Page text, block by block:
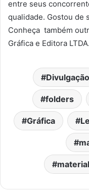
entre seus
qualidade. Gostou de
Conheça também
Gráfica e Editora LTDA.
Divulgação
folders
Gráfica